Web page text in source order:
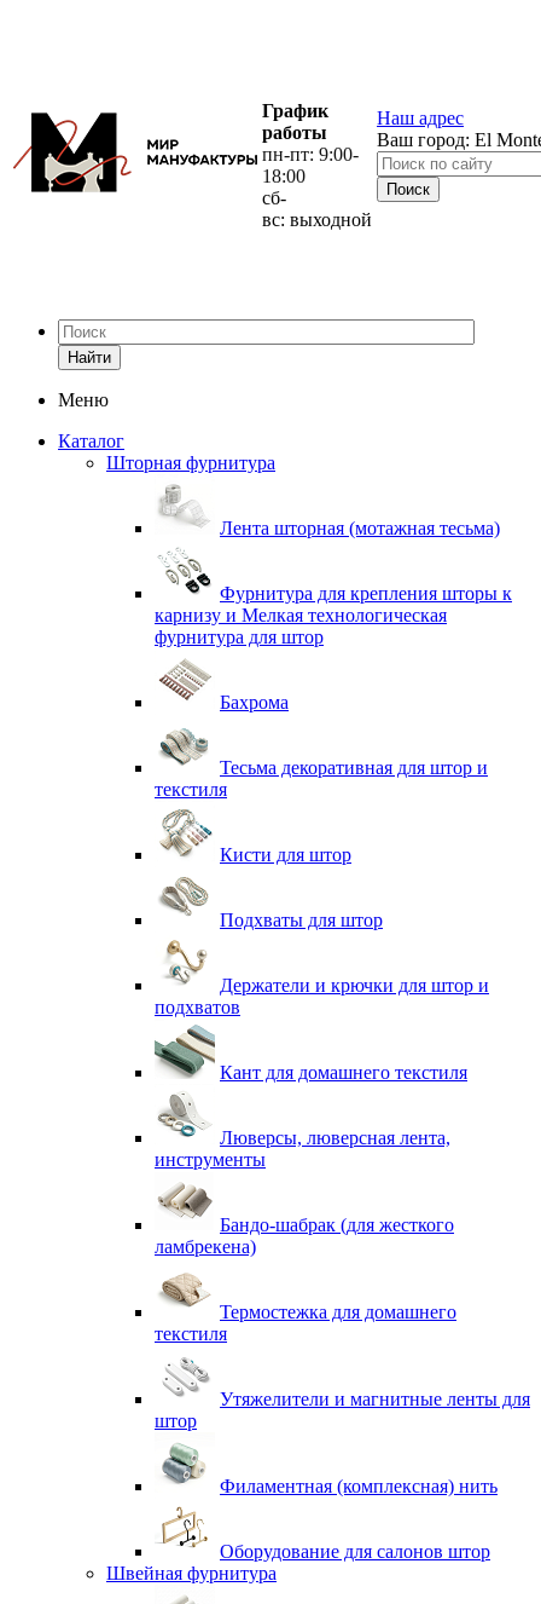
График
работы
пн-пт: 9:00-
18:00
сб-
вс: выходной
Наш адрес
Ваш город: El
Найти
Меню
Каталог
Шторная фурнитура
Лента шторная (мотажная тесьма)
Фурнитура для крепления шторы к
карнизу и Мелкая технологическая
фурнитура для штор
Бахрома
Тесьма декоративная для штор и
текстиля
Кисти для штор
Подхваты для штор
Держатели и крючки для штор и
подхватов
Кант для домашнего текстиля
Люверсы, люверсная лента,
инструменты
Бандо-шабрак (для жесткого
ламбрекена)
Термостежка для домашнего
текстиля
Утяжелители и магнитные ленты для
штор
Филаментная (комплексная) нить
Оборудование для салонов штор
Швейная фурнитура